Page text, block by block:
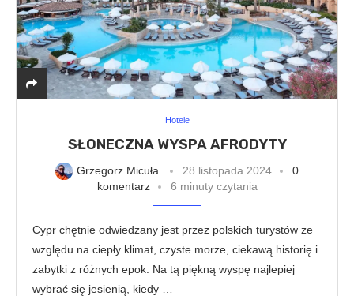
Hotele
SŁONECZNA WYSPA AFRODYTY
Grzegorz Micuła 28 listopada 2024
0
komentarz
6 minuty czytania
Cypr chętnie odwiedzany jest przez polskich turystów ze
względu na ciepły klimat, czyste morze, ciekawą historię i
zabytki z różnych epok. Na tą piękną wyspę najlepiej
wybrać się jesienią, kiedy …